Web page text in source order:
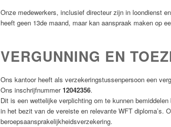
Onze medewerkers, inclusief directeur zijn in loondienst
heeft geen 13de maand, maar kan aanspraak maken op
VERGUNNING EN
Ons kantoor heeft als verzekeringstussenpersoon een
Ons inschrijfnummer12042356.
Dit is een wettelijke verplichting om te kunnen
in het bezit van de vereiste en relevante WFT
beroepsaansprakelijkheidsverzekering.